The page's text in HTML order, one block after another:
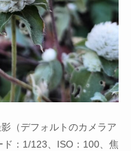
（デフォルトのカメラア
：1/123、ISO：100、焦